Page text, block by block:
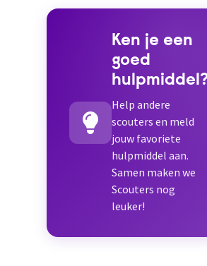
Ken je een
goed
Help andere
scouters en meld
jouw favoriete
hulpmiddel aan.
Samen maken we
Scouters nog
leuker!